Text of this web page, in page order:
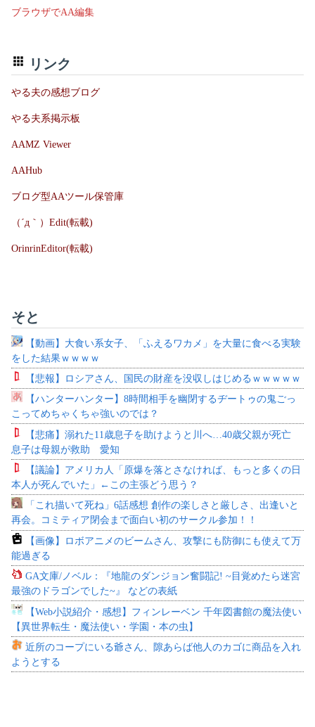
ブラウザでAA編集
リンク
やる夫の感想ブログ
やる夫系掲示板
AAMZ Viewer
AAHub
ブログ型AAツール保管庫
（´д｀）Edit(転載)
OrinrinEditor(転載)
そと
【動画】大食い系女子、「ふえるワカメ」を大量に食べる実験
をした結果ｗｗｗｗ
【悲報】ロシアさん、国民の財産を没収しはじめるｗｗｗｗｗ
【ハンターハンター】8時間相手を幽閉するヂートゥの鬼ごっ
こってめちゃくちゃ強いのでは？
【悲痛】溺れた11歳息子を助けようと川へ…40歳父親が死亡
息子は母親が救助 愛知
【議論】アメリカ人「原爆を落とさなければ、もっと多くの日
本人が死んでいた」←この主張どう思う？
「これ描いて死ね」6話感想 創作の楽しさと厳しさ、出逢いと
再会。コミティア閉会まで面白い初のサークル参加！！
【画像】ロボアニメのビームさん、攻撃にも防御にも使えて万
能過ぎる
GA文庫/ノベル：『地龍のダンジョン奮闘記! ~目覚めたら迷宮
最強のドラゴンでした~』 などの表紙
【Web小説紹介・感想】フィンレーベン 千年図書館の魔法使い
【異世界転生・魔法使い・学園・本の虫】
近所のコープにいる爺さん、隙あらば他人のカゴに商品を入れ
ようとする